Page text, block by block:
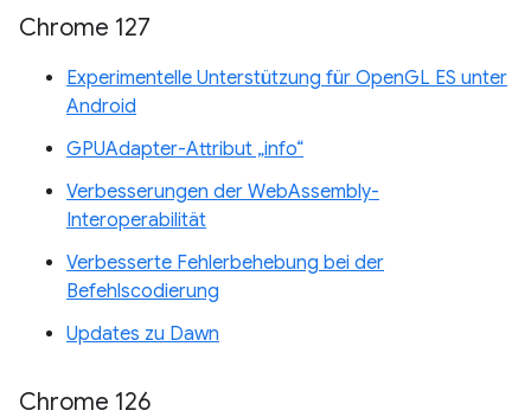
Chrome 127
Experimentelle Unterstützung für OpenGL ES unter
Android
GPUAdapter-Attribut „info“
Verbesserungen der WebAssembly-
Interoperabilität
Verbesserte Fehlerbehebung bei der
Befehlscodierung
Updates zu Dawn
Chrome 126